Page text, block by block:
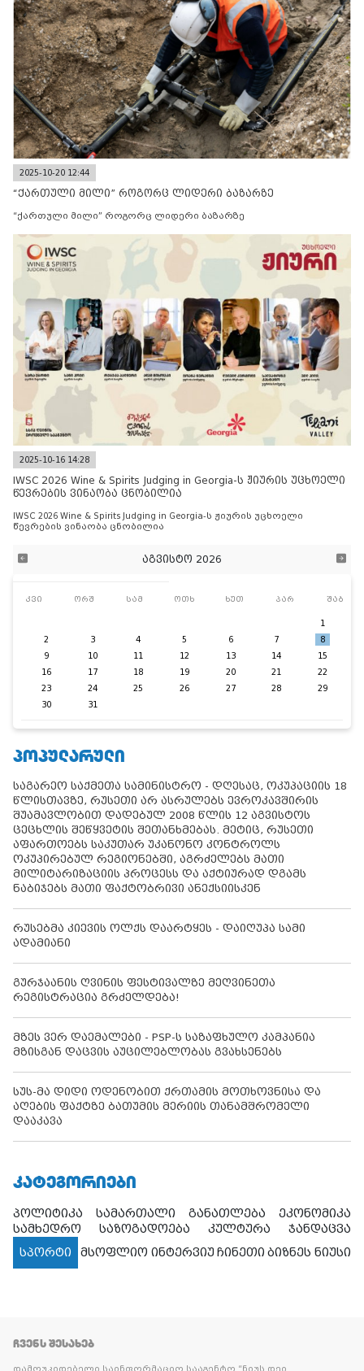
2025-10-20 12:44
“ქართული მილი” როგორც ლიდერი ბაზარზე
“ქართული მილი” როგორც ლიდერი ბაზარზე
2025-10-16 14:28
IWSC 2026 Wine & Spirits Judging in Georgia-ს ჟიურის უცხოელი
წევრების ვინაობა ცნობილია
IWSC 2026 Wine & Spirits Judging in Georgia-ს ჟიურის უცხოელი
წევრების ვინაობა ცნობილია
აგვისტო 2026
კვი ორშ სამ ოთხ ხუთ პარ შაბ
1
2
3 4 5 6 7
8
9
10 11 12 13 14
15
16
17 18 19 20 21
22
23
24 25 26 27 28
29
30
31
ᲞᲝᲞᲣᲚᲐᲠᲣᲚᲘ
საგარეო საქმეთა სამინისტრო - დღესაც, ოკუპაციის 18
წლისთავზე, რუსეთი არ ასრულებს ევროკავშირის
შუამავლობით დადებულ 2008 წლის 12 აგვისტოს
ცეცხლის შეწყვეტის შეთანხმებას. მეტიც, რუსეთი
აფართოებს საკუთარ უკანონო კონტროლს
ოკუპირებულ რეგიონებში, აგრძელებს მათი
მილიტარიზაციის პროცესს და აქტიურად დგამს
ნაბიჯებს მათი ფაქტობრივი ანექსიისკენ
რუსებმა კიევის ოლქს დაარტყეს - დაიღუპა სამი
ადამიანი
გურჯაანის ღვინის ფესტივალზე მეღვინეთა
რეგისტრაცია გრძელდება!
მზეს ვერ დაემალები - PSP-ს საზაფხულო კამპანია
მზისგან დაცვის აუცილებლობას გვახსენებს
სუს-მა დიდი ოდენობით ქრთამის მოთხოვნისა და
აღების ფაქტზე ბათუმის მერიის თანამშრომელი
დააკავა
ᲙᲐᲢᲔᲒᲝᲠᲘᲔᲑᲘ
პოლიტიკა სამართალი განათლება
ეკონომიკა
სამხედრო
საზოგადოება კულტურა
ჯანდაცვა
სპორტი
მსოფლიო ინტერვიუ ჩინეთი ბიზნეს ნიუსი
ᲩᲕᲔᲜᲡ ᲨᲔᲡᲐᲮᲔᲑ
დამოუკიდებელი საინფორმაციო სააგენტო “ნიუს დეი